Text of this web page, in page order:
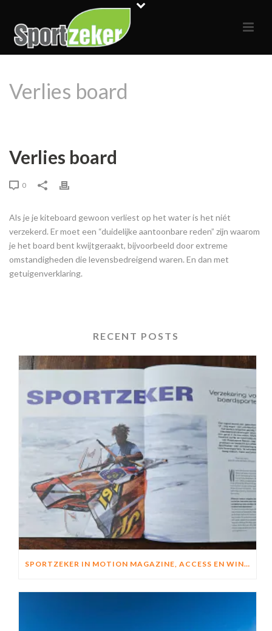
Verlies board
Verlies board
0
Als je je kiteboard gewoon verliest op het water is het niét
verzekerd. Er moet een “duidelijke aantoonbare reden” zijn waarom
je het board bent kwijtgeraakt, bijvoorbeeld door extreme
omstandigheden die levensbedreigend waren. En dan met
getuigenverklaring.
RECENT POSTS
SPORTZEKER IN MOTION MAGAZINE, ACCESS EN WINGFOIL MAGAZINE